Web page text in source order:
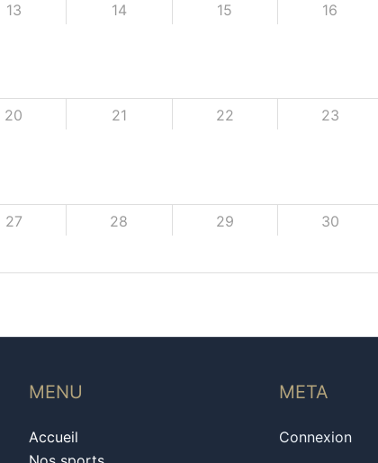
13 14 15 16
20 21 22 23
27 28 29 30
MENU
Accueil
META
Connexion